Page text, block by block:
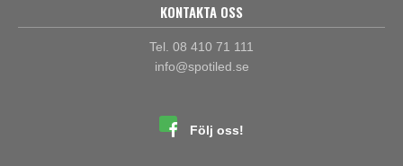
KONTAKTA OSS
Tel. 08 410 71 111
info@spotiled.se
Följ oss!